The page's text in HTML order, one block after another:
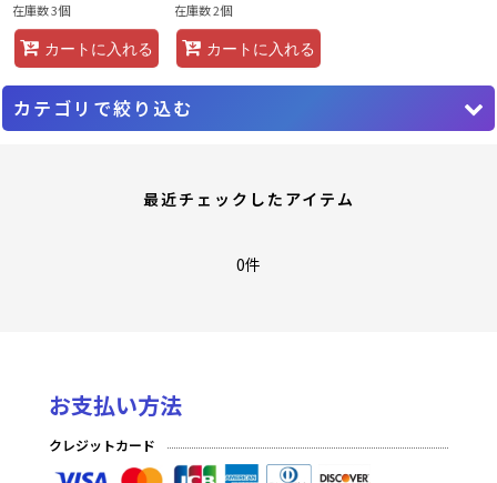
在庫数 3個
カートに入れる
在庫数 2個
カートに入れる
カテゴリで絞り込む
夢幻の海(ノーマル)
発見の旅路(プレミアム)
最近チェックしたアイテム
0件
お支払い方法
クレジットカード